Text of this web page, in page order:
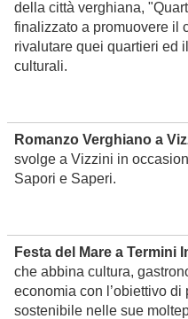
della città verghiana,
finalizzato a promuovere il
rivalutare quei quartieri ed
culturali.
Romanzo Verghiano a
svolge a Vizzini in
Sapori e Saperi.
Festa del Mare a Termini
che abbina cultura,
economia con l’obiettivo di
sostenibile nelle sue